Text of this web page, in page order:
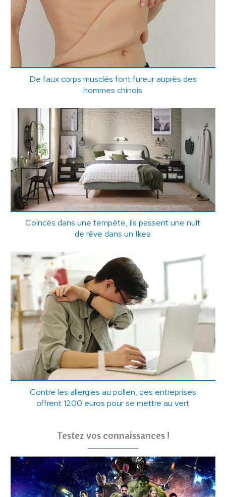
De faux corps musclés font fureur auprès des
hommes chinois
Coincés dans une tempête, ils passent une nuit
de rêve dans un Ikea
Contre les allergies au pollen, des entreprises
offrent 1200 euros pour se mettre au vert
Testez vos connaissances !